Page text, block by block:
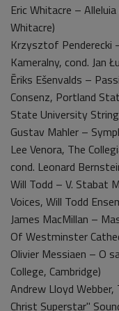
Eric Whitacre –
Whitacre)
Krzysztof Penderecki
Kameralny, cond. Jan
Ēriks Ešenvalds –
Consenz, Portland
State University
Gustav Mahler –
Lee Venora, The
cond. Leonard
Will Todd – V. Stabat
Voices, Will Todd
James MacMillan –
Of Westminster
Olivier Messiaen – O
College, Cambridge)
Andrew Lloyd
Christ Superstar"